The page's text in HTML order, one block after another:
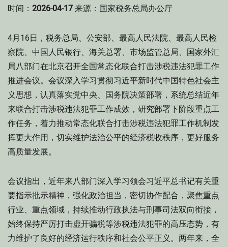
时间： 2026-04-17 来源：国家税务总局办公厅
4月16日，税务总局、公安部、最高人民法院、最高人民检
察院、中国人民银行、海关总署、市场监管总局、国家外汇
局八部门在北京召开全国常态化联合打击涉税违法犯罪工作
推进会议。会议深入学习贯彻习近平新时代中国特色社会主
义思想，认真落实党中央、国务院决策部署，系统总结近年
来联合打击涉税违法犯罪工作成效，研究部署下阶段重点工
作任务，着力推动常态化联合打击涉税违法犯罪工作机制发
挥更大作用，切实维护法治公平的经济税收秩序，更好服务
高质量发展。
会议指出，近年来八部门深入学习领会习近平总书记有关重
要指示批示精神，强化政治担当，密切协作配合，聚焦重点
行业、重点领域，持续推动行政执法与刑事司法双向衔接，
始终保持严厉打击虚开骗税等涉税违法犯罪的高压态势，有
力维护了良好的经济运行秩序和社会公平正义。两年来，全